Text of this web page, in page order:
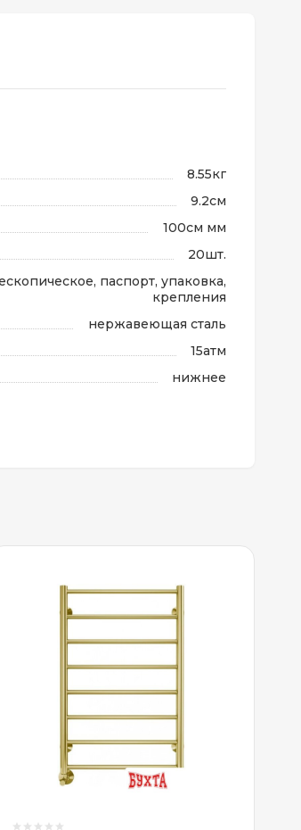
8.55кг
9.2см
100см мм
20шт.
паспорт, упаковка,
крепления
нержавеющая сталь
15атм
нижнее